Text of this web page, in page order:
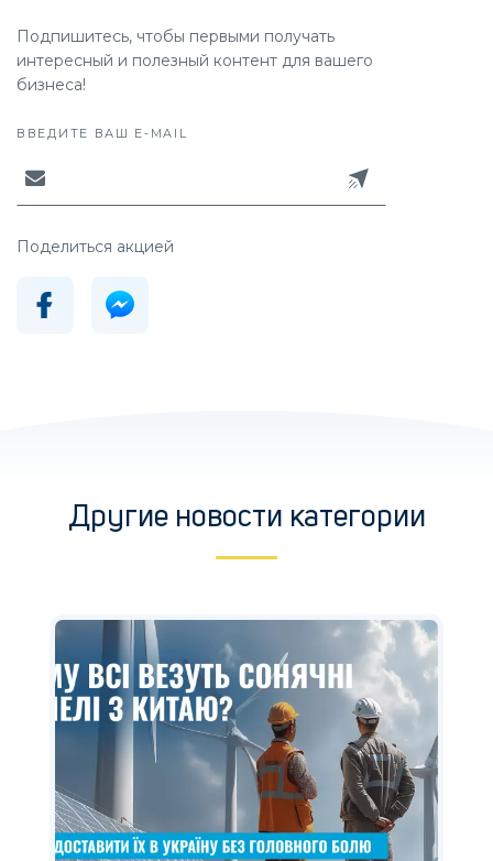
Подпишитесь, чтобы первыми получать
интересный и полезный контент для вашего
бизнеса!
ВВЕДИТЕ ВАШ E-MAIL
Поделиться акцией
Другие новости категории